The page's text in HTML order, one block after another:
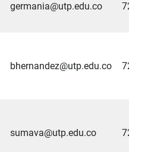
germania@utp.edu.co 7286
bhernandez@utp.edu.co 7286
sumava@utp.edu.co 7286